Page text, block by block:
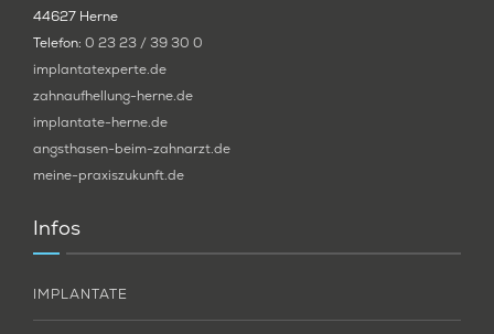
44627 Herne
Telefon: 0 23 23 / 39 30 0
implantatexperte.de
zahnaufhellung-herne.de
implantate-herne.de
angsthasen-beim-zahnarzt.de
meine-praxiszukunft.de
Infos
IMPLANTATE